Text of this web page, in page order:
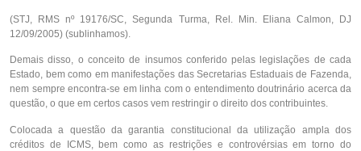
(STJ, RMS nº 19176/SC, Segunda Turma, Rel. Min. Eliana Calmon, DJ
12/09/2005) (sublinhamos).
Demais disso, o conceito de insumos conferido pelas legislações de cada
Estado, bem como em manifestações das Secretarias Estaduais de Fazenda,
nem sempre encontra-se em linha com o entendimento doutrinário acerca da
questão, o que em certos casos vem restringir o direito dos contribuintes.
Colocada a questão da garantia constitucional da utilização ampla dos
créditos de ICMS, bem como as restrições e controvérsias em torno do